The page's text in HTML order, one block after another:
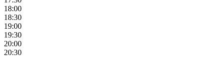
18:00
18:30
19:00
19:30
20:00
20:30